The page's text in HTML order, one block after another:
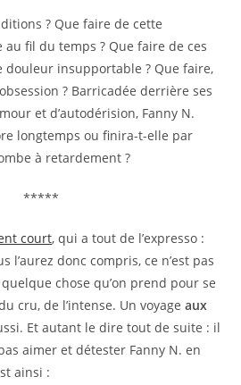
? Que faire de cette
fil du temps ? Que faire de ces
douleur insupportable ? Que faire,
? Barricadée derrière ses
et d’autodérision, Fanny N.
longtemps ou finira-t-elle par
à retardement ?
*****
court, qui a tout de l’expresso :
l’aurez donc compris, ce n’est pas
chose qu’on prend pour se
cru, de l’intense. Un voyageaux
Et autant le dire tout de suite : il
aimer et détester Fanny N. en
ainsi :